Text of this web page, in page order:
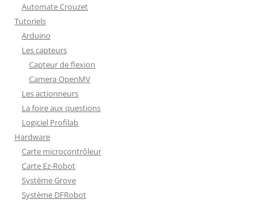
Automate Crouzet
Tutoriels
Arduino
Les capteurs
Capteur de flexion
Camera OpenMV
Les actionneurs
La foire aux questions
Logiciel Profilab
Hardware
Carte microcontrôleur
Carte Ez-Robot
Système Grove
Système DFRobot